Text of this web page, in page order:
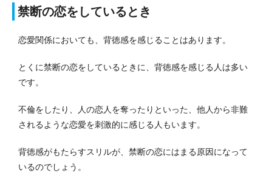
禁断の恋をしているとき
恋愛関係においても、背徳感を感じることはあります。
とくに禁断の恋をしているときに、背徳感を感じる人は多い
です。
不倫をしたり、人の恋人を奪ったりといった、他人から非難
されるような恋愛を刺激的に感じる人もいます。
背徳感がもたらすスリルが、禁断の恋にはまる原因になって
いるのでしょう。